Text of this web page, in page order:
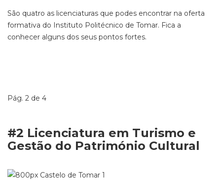
São quatro as licenciaturas que podes encontrar na oferta
formativa do Instituto Politécnico de Tomar. Fica a
conhecer alguns dos seus pontos fortes.
Pág. 2 de 4
#2 Licenciatura em Turismo e
Gestão do Património Cultural